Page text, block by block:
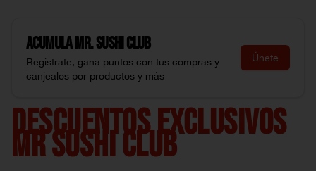
AcumulaMr. Sushi Club
Regístrate, gana puntos con tus compras y
canjealos por productos y más
Únete
DESCUENTOS EXCLUSIVOS
MR SUSHI CLUB